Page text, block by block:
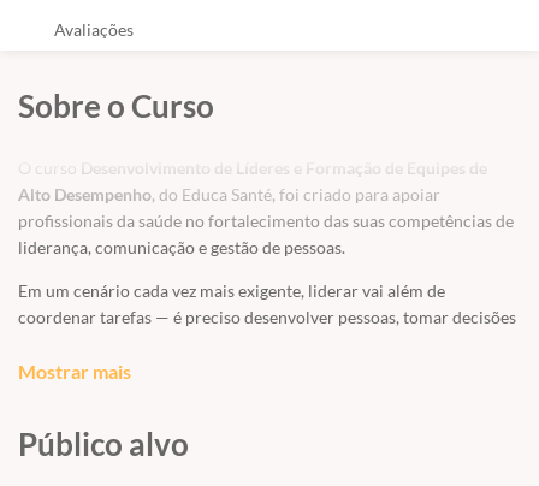
Avaliações
Sobre o Curso
O curso Desenvolvimento de Líderes e Formação de Equipes de
Alto Desempenho, do Educa Santé, foi criado para apoiar
profissionais da saúde no fortalecimento das suas competências de
liderança, comunicação e gestão de pessoas.
Em um cenário cada vez mais exigente, liderar vai além de
coordenar tarefas — é preciso desenvolver pessoas, tomar decisões
práticas que podem ser utilizadas imediatamente no seu dia a dia.
Mostrar mais
Público alvo